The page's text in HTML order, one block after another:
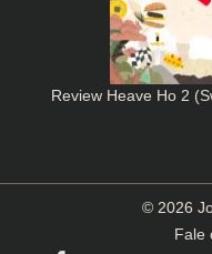
Review Heave Ho 2
© 2026
Fale